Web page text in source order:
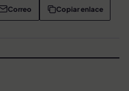
Correo Copiar enlace